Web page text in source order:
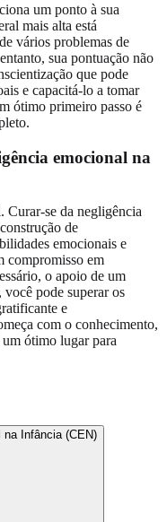
um ponto à sua
mais alta está
vários problemas de
sua pontuação não
que pode
e capacitá-lo a tomar
ótimo primeiro passo é
emocional na
Curar-se da negligência
de
emocionais e
compromisso em
o apoio de um
pode superar os
e
com o conhecimento,
um ótimo lugar para
na Infância (CEN)